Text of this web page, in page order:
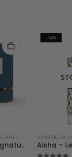
OUTLET PARFUMS
African Legend – Signature Royale
-14%
COSMÉTIQUES
Aisha –